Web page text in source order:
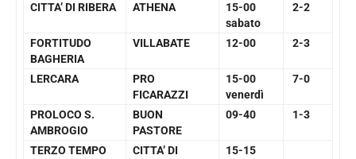
CITTA’ DI RIBERA ATHENA
15-00
sabato
2-2
FORTITUDO
BAGHERIA
VILLABATE 12-00 2-3
LERCARA
PRO
FICARAZZI
15-00
venerdì
7-0
PROLOCO S.
AMBROGIO
BUON
PASTORE
09-40 1-3
TERZO TEMPO
CITTA’ DI
15-15